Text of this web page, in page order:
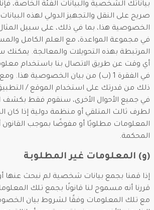
بياناتك الشخصية والبيانات الفئة الخاصة،
صريح على النقل والتجهيز الدولي لهذه
الخصوصية هذا، بما في ذلك، على سبيل
في مجموعة المواعدة، مع العلم الكامل
المرتبطة بهذه التحويلات والمعالجة.
أي وقت عن طريق الاتصال بنا باستخدام
في الفقرة 1 (ب) من بيان الخصوصية هذا.
ذلك من قدرتك على استخدام الموقع /
في جميع الأحوال الأخرى، سنقوم فقط بكشف
لطرف ثالث المتلقي أو منظمة دولية إذا
المعلومات مطلوبًا أو مفوضًا بموجب القانون
المحكمة.
(و) المعلومات غير المطلوبة
إذا قمنا بجمع بيانات شخصية لم نبحث عنها
قررنا أنه مسموح لنا قانونًا بجمع تلك
مع تلك المعلومات وفقًا لشروط بيان